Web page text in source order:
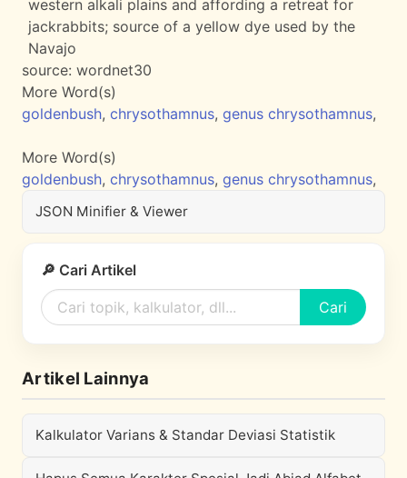
western alkali plains and affording a retreat for
jackrabbits; source of a yellow dye used by the
Navajo
source: wordnet30
More Word(s)
goldenbush, chrysothamnus, genus chrysothamnus,
More Word(s)
goldenbush, chrysothamnus, genus chrysothamnus,
JSON Minifier & Viewer
🔎 Cari Artikel
Cari
Artikel Lainnya
Kalkulator Varians & Standar Deviasi Statistik